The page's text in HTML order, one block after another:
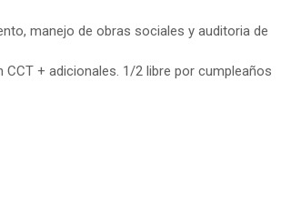
manejo de obras sociales y auditoria de
+ adicionales. 1/2 libre por cumpleaños